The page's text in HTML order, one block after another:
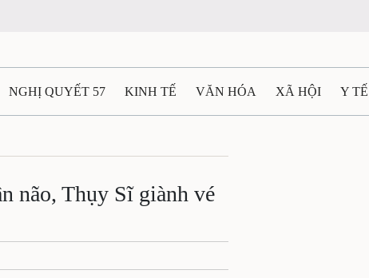
NGHỊ QUYẾT 57 KINH TẾ VĂN HÓA XÃ HỘI Y TẾ
TRƯỜNG THỂ THAO THÔNG TIN - QUẢNG CÁO
não, Thụy Sĩ giành vé